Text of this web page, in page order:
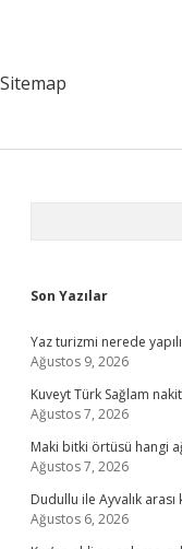
Sitemap
Son Yazılar
Yaz turizmi nerede
Ağustos 9, 2026
Kuveyt Türk Sağlam
Ağustos 7, 2026
Maki bitki örtüsü hangi
Ağustos 7, 2026
Dudullu ile Ayvalık
Ağustos 6, 2026